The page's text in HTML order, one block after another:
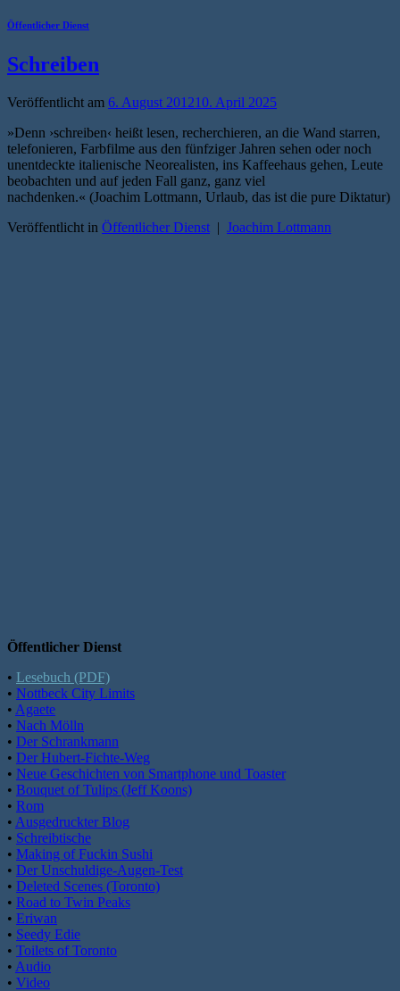
Öffentlicher Dienst
Schreiben
Veröffentlicht am 6. August 201210. April 2025
»Denn ›schreiben‹ heißt lesen, recherchieren, an die Wand starren,
telefonieren, Farbfilme aus den fünfziger Jahren sehen oder noch
unentdeckte italienische Neorealisten, ins Kaffeehaus gehen, Leute
beobachten und auf jeden Fall ganz, ganz viel
nachdenken.« (Joachim Lottmann, Urlaub, das ist die pure Diktatur)
Veröffentlicht in Öffentlicher Dienst | Joachim Lottmann
Öffentlicher Dienst
• Lesebuch (PDF)
• Nottbeck City Limits
• Agaete
• Nach Mölln
• Der Schrankmann
• Der Hubert-Fichte-Weg
• Neue Geschichten von Smartphone und Toaster
• Bouquet of Tulips (Jeff Koons)
• Rom
• Ausgedruckter Blog
• Schreibtische
• Making of Fuckin Sushi
• Der Unschuldige-Augen-Test
• Deleted Scenes (Toronto)
• Road to Twin Peaks
• Eriwan
• Seedy Edie
• Toilets of Toronto
• Audio
• Video